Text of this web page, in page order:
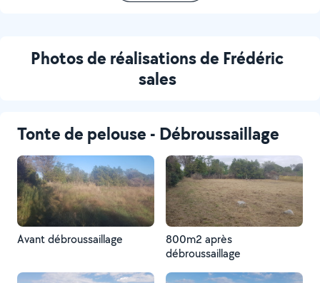
Photos de réalisations de Frédéric
sales
Tonte de pelouse - Débroussaillage
Avant débroussaillage
800m2 après
débroussaillage